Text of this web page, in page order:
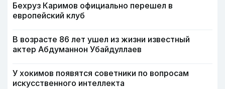
Бехруз Каримов официально перешел в
европейский клуб
В возрасте 86 лет ушел из жизни известный
актер Абдуманнон Убайдуллаев
У хокимов появятся советники по вопросам
искусственного интеллекта